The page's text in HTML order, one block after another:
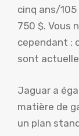
cinq ans/
750 $. Vous
cependant :
sont
Jaguar a
matière de
un plan